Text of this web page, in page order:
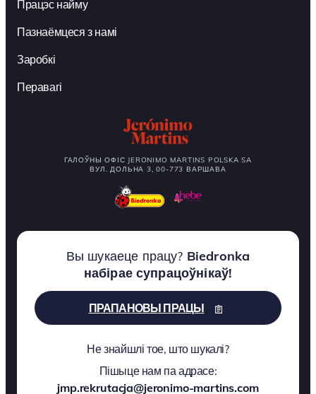
Працэс найму
Пазнаёмцеся з намі
Заробкі
Перавагі
ГАЛОЎНЫ ОФІС JERONIMO MARTINS POLSKA SA
ВУЛ. ДОЛЬНА 3, 00-773 ВАРШАВА
Вы шукаеце працу? Biedronka
набірае супрацоўнікаў!
ПРАПАНОВЫ ПРАЦЫ
Не знайшлі тое, што шукалі?
Пішыце нам па адрасе:
jmp.rekrutacja@jeronimo-martins.com